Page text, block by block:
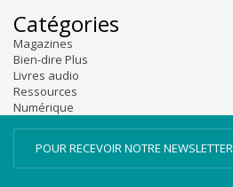
Catégories
Magazines
Bien-dire Plus
Livres audio
Ressources
Numérique
POUR RECEVOIR NOTRE NEWSLETTER